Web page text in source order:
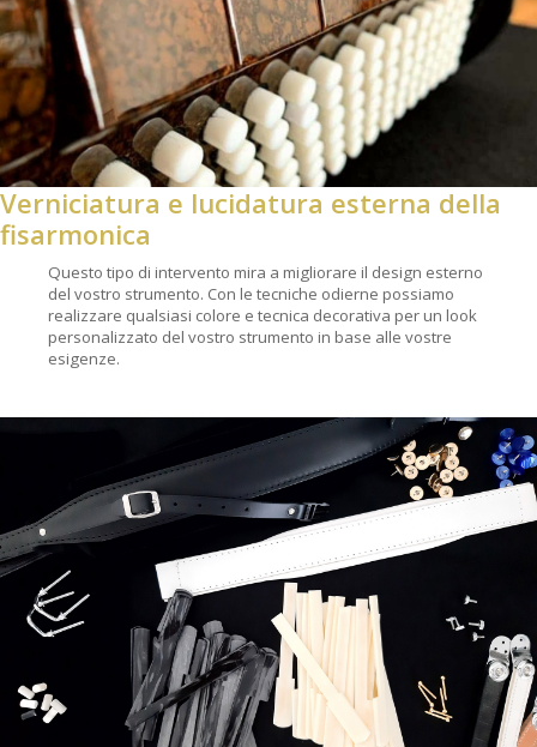
Verniciatura e lucidatura esterna della
fisarmonica
Questo tipo di intervento mira a migliorare il design esterno
del vostro strumento. Con le tecniche odierne possiamo
realizzare qualsiasi colore e tecnica decorativa per un look
personalizzato del vostro strumento in base alle vostre
esigenze.